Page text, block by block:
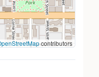
contributors